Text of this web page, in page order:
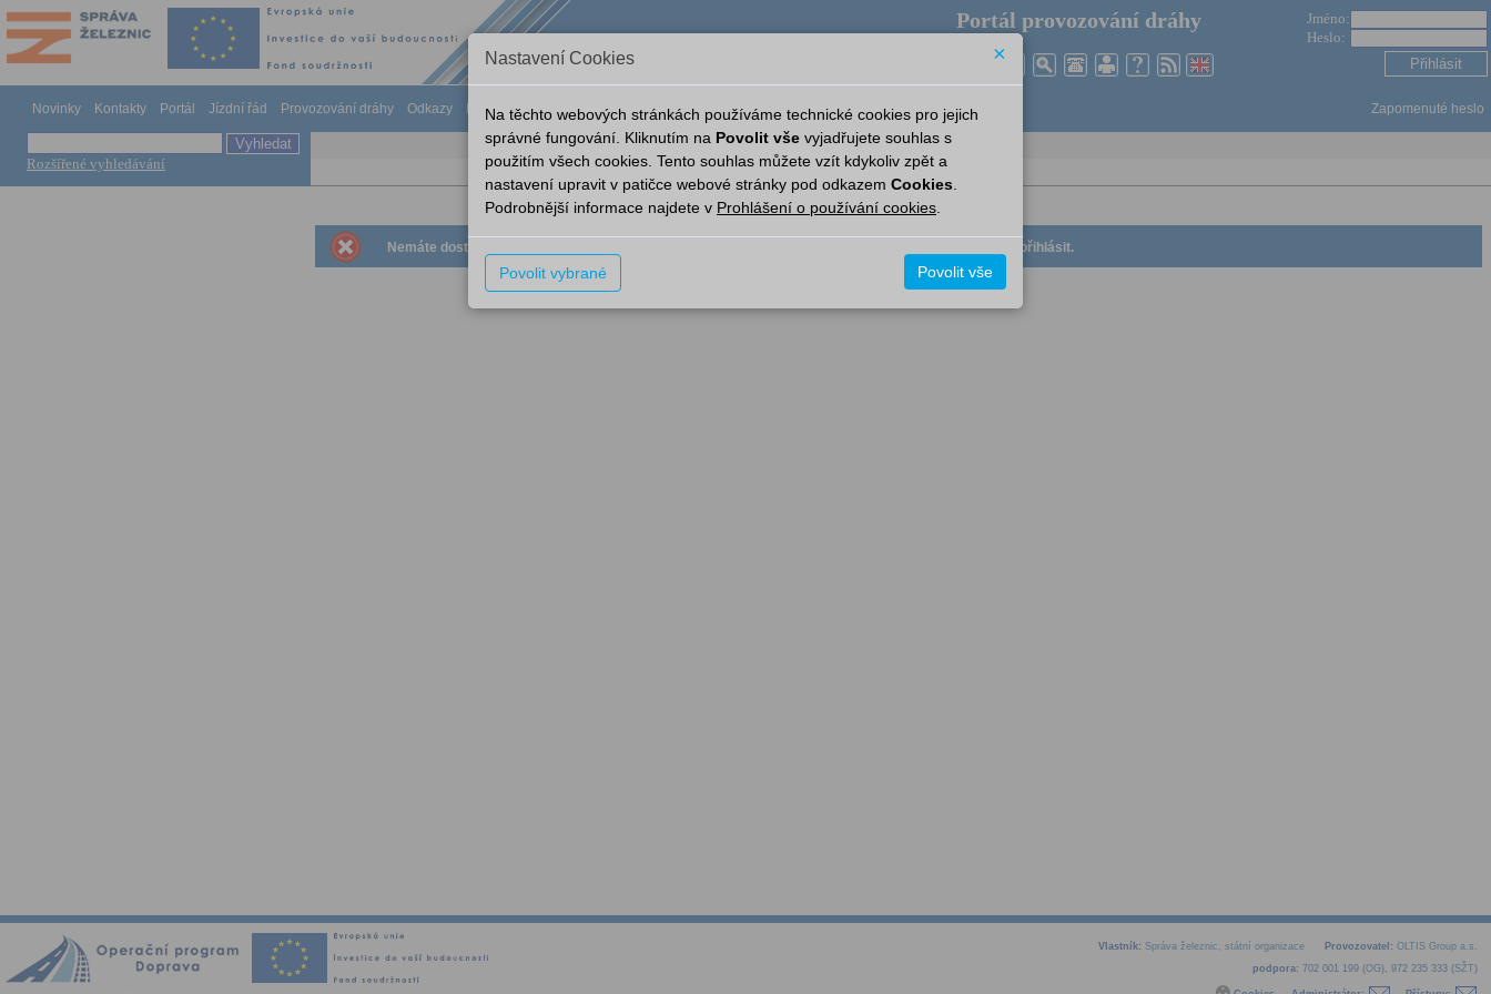
Portál provozování dráhy
Jméno:
Heslo:
Novinky Kontakty Portál Jízdní řád Provozování dráhy Odkazy Nápověda Provozní aplikace Aplikace Nový Portál Zapomenuté heslo
Rozšířené vyhledávání
Nemáte dostatečná práva k prohlížení obsahu objektu nebo prohlížený objekt byl smazán. Zkuste se přihlásit.
Vlastník: Správa železnic, státní organizace Provozovatel: OLTIS Group a.s.
podpora: 702 001 199 (OG), 972 235 333 (SŽT)
Nastavení Cookies ×
Na těchto webových stránkách používáme technické cookies pro jejich
správné fungování. Kliknutím na Povolit vše vyjadřujete souhlas s
použitím všech cookies. Tento souhlas můžete vzít kdykoliv zpět a
nastavení upravit v patičce webové stránky pod odkazem Cookies
Podrobnější informace najdete v Prohlášení o používání cookies
Povolit vybrané Povolit vše